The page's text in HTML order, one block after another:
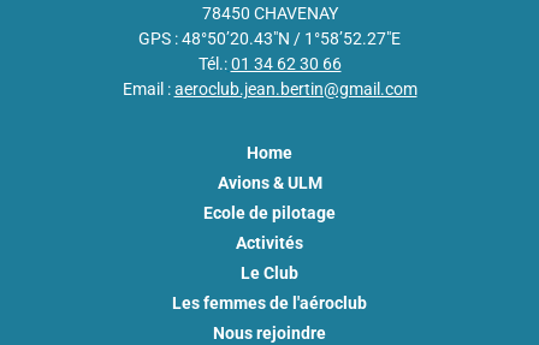
78450 CHAVENAY
GPS : 48°50’20.43″N / 1°58’52.27″E
Tél.: 01 34 62 30 66
Email :aeroclub.jean.bertin@gmail.com
Home
Avions & ULM
Ecole de pilotage
Activités
Le Club
Les femmes de l'aéroclub
Nous rejoindre